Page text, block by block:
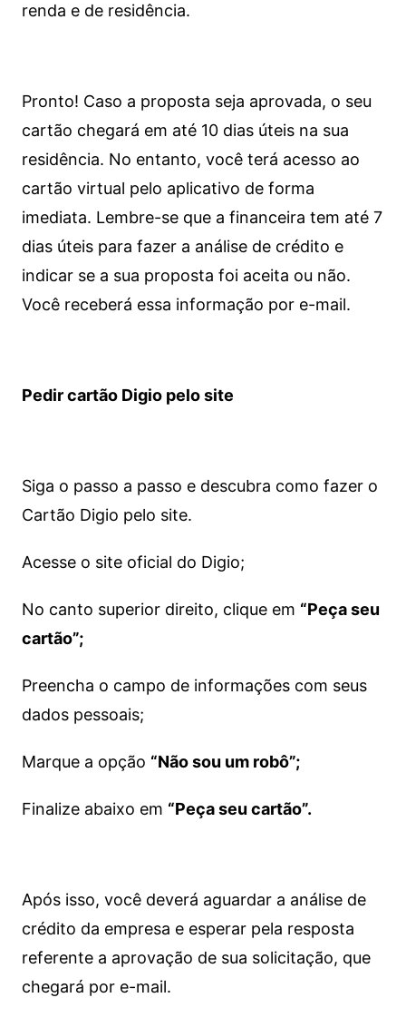
renda e de residência.
Pronto! Caso a proposta seja aprovada, o seu
cartão chegará em até 10 dias úteis na sua
residência. No entanto, você terá acesso ao
cartão virtual pelo aplicativo de forma
imediata. Lembre-se que a financeira tem até 7
dias úteis para fazer a análise de crédito e
indicar se a sua proposta foi aceita ou não.
Você receberá essa informação por e-mail.
Pedir cartão Digio pelo site
Siga o passo a passo e descubra como fazer o
Cartão Digio pelo site.
Acesse o site oficial do Digio;
No canto superior direito, clique em “Peça seu
cartão”;
Preencha o campo de informações com seus
dados pessoais;
Marque a opção “Não sou um robô”;
Finalize abaixo em “Peça seu cartão”.
Após isso, você deverá aguardar a análise de
crédito da empresa e esperar pela resposta
referente a aprovação de sua solicitação, que
chegará por e-mail.